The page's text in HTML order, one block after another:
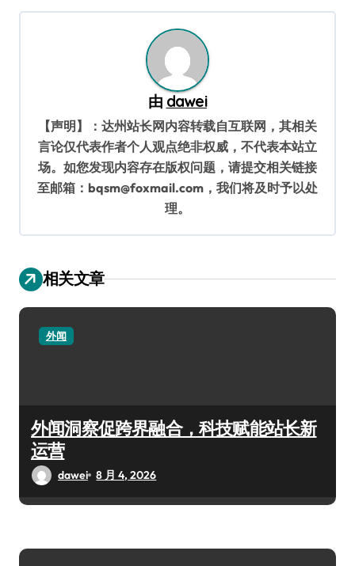
航
由 dawei
【声明】：达州站长网内容转载自互联网，其相关
言论仅代表作者个人观点绝非权威，不代表本站立
场。如您发现内容存在版权问题，请提交相关链接
至邮箱：bqsm@foxmail.com，我们将及时予以处
理。
相关文章
外闻
外闻洞察促跨界融合，科技赋能站长新
运营
dawei 8 月 4, 2026